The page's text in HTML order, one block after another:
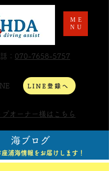
： 070-7658-5757
LINE登録へ
プオーナー様はこちら
ME
NU
海ブログ
浦海情報をお届けします！